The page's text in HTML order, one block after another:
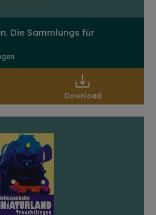
Die Sammlungs für
Download